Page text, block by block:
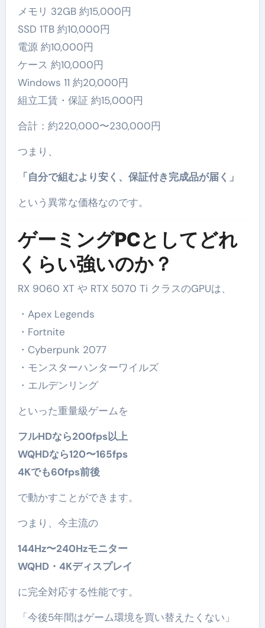
メモリ 32GB 約15,000円
SSD 1TB 約10,000円
電源 約10,000円
ケース 約10,000円
Windows 11 約20,000円
組立工賃・保証 約15,000円
合計：約220,000〜230,000円
つまり、
「自分で組むより安く、保証付き完成品が届く」
という異常な価格なのです。
ゲーミングPCとしてどれ
くらい強いのか？
RX 9060 XT や RTX 5070 Ti クラスのGPUは、
・Apex Legends
・Fortnite
・Cyberpunk 2077
・モンスターハンターワイルズ
・エルデンリング
といった重量級ゲームを
フルHDなら200fps以上
WQHDなら120〜165fps
4Kでも60fps前後
で動かすことができます。
つまり、今主流の
144Hz〜240Hzモニター
WQHD・4Kディスプレイ
に完全対応する性能です。
「今後5年間はゲーム環境を買い替えたくない」